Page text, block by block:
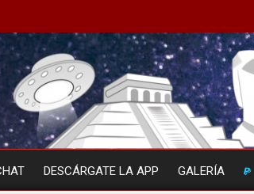
DESCÁRGATE LA APP GALERÍA